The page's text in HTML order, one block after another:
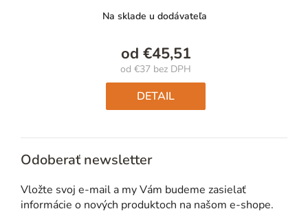
Na sklade u dodávateľa
od €45,51
od €37 bez DPH
Jednotková
cena:
DETAIL
Odoberať newsletter
Vložte svoj e-mail a my Vám budeme zasielať
informácie o nových produktoch na našom e-shope.